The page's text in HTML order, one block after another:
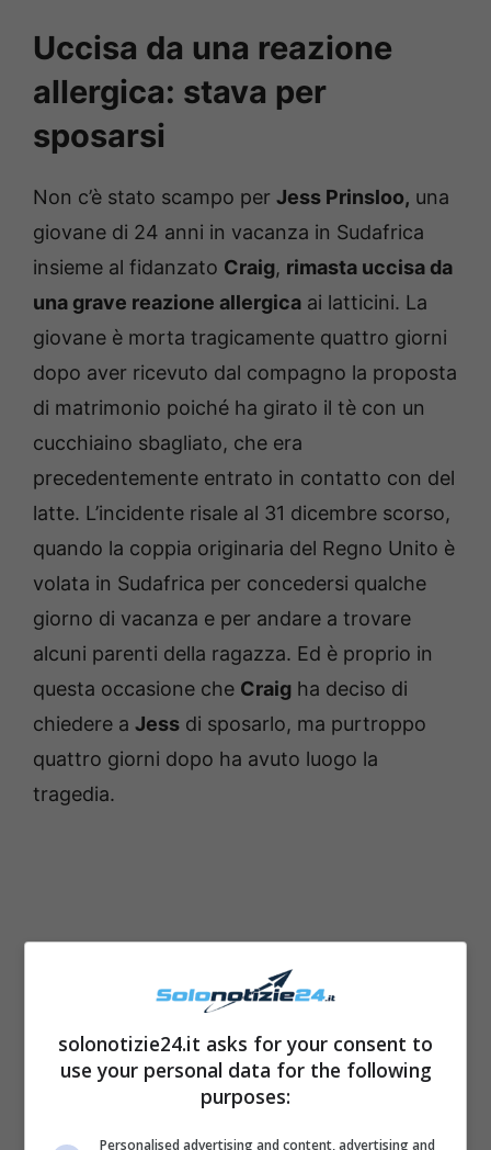
Uccisa da una reazione
allergica: stava per
sposarsi
Non c’è stato scampo per Jess Prinsloo, una
giovane di 24 anni in vacanza in Sudafrica
insieme al fidanzato Craig, rimasta uccisa da
una grave reazione allergica ai latticini. La
giovane è morta tragicamente quattro giorni
dopo aver ricevuto dal compagno la proposta
di matrimonio poiché ha girato il tè con un
cucchiaino sbagliato, che era
precedentemente entrato in contatto con del
latte. L’incidente risale al 31 dicembre scorso,
quando la coppia originaria del Regno Unito è
volata in Sudafrica per concedersi qualche
giorno di vacanza e per andare a trovare
alcuni parenti della ragazza. Ed è proprio in
questa occasione che Craig ha deciso di
chiedere a Jess di sposarlo, ma purtroppo
quattro giorni dopo ha avuto luogo la
tragedia.
solonotizie24.it asks for your consent to
use your personal data for the following
purposes:
Personalised advertising and content, advertising and